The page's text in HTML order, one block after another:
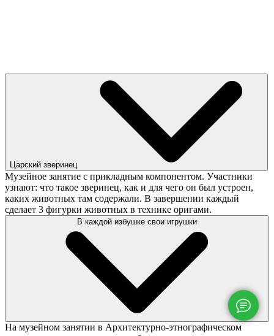
Царский зверинец
Музейное занятие с прикладным компонентом. Участники
узнают: что такое зверинец, как и для чего он был устроен,
каких животных там содержали. В завершении каждый
сделает 3 фигурки животных в технике оригами.
В каждой избушке свои игрушки
На музейном занятии в Архитектурно-этнографическом